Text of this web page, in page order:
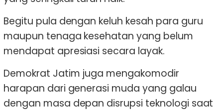
Begitu pula dengan keluh kesah para guru
maupun tenaga kesehatan yang belum
mendapat apresiasi secara layak.
Demokrat Jatim juga mengakomodir
harapan dari generasi muda yang galau
dengan masa depan disrupsi teknologi saat